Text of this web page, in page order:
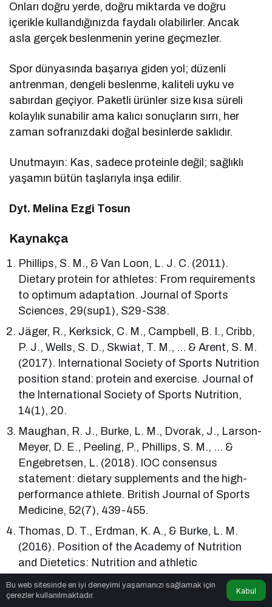
Onları doğru yerde, doğru miktarda ve doğru
içerikle kullandığınızda faydalı olabilirler. Ancak
asla gerçek beslenmenin yerine geçmezler.
Spor dünyasında başarıya giden yol; düzenli
antrenman, dengeli beslenme, kaliteli uyku ve
sabırdan geçiyor. Paketli ürünler size kısa süreli
kolaylık sunabilir ama kalıcı sonuçların sırrı, her
zaman sofranızdaki doğal besinlerde saklıdır.
Unutmayın: Kas, sadece proteinle değil; sağlıklı
yaşamın bütün taşlarıyla inşa edilir.
Dyt. Melina Ezgi Tosun
Kaynakça
Phillips, S. M., & Van Loon, L. J. C. (2011).
Dietary protein for athletes: From requirements
to optimum adaptation. Journal of Sports
Sciences, 29(sup1), S29-S38.
Jäger, R., Kerksick, C. M., Campbell, B. I., Cribb,
P. J., Wells, S. D., Skwiat, T. M., … & Arent, S. M.
(2017). International Society of Sports Nutrition
position stand: protein and exercise. Journal of
the International Society of Sports Nutrition,
14(1), 20.
Maughan, R. J., Burke, L. M., Dvorak, J., Larson-
Meyer, D. E., Peeling, P., Phillips, S. M., … &
Engebretsen, L. (2018). IOC consensus
statement: dietary supplements and the high-
performance athlete. British Journal of Sports
Medicine, 52(7), 439-455.
Thomas, D. T., Erdman, K. A., & Burke, L. M.
(2016). Position of the Academy of Nutrition
and Dietetics: Nutrition and athletic
performance. Journal of the Academy of
Nutrition and Dietetics, 116(3), 501-528.
Bu web sitesinde en iyi deneyimi yaşamanızı sağlamak için
çerezler kullanılmaktadır.
Kabul